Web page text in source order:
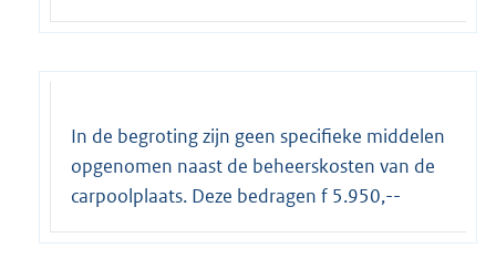
In de begroting zijn geen specifieke middelen
opgenomen naast de beheerskosten van de
carpoolplaats. Deze bedragen f 5.950,--